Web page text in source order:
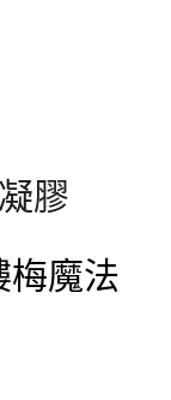
膠
梅魔法